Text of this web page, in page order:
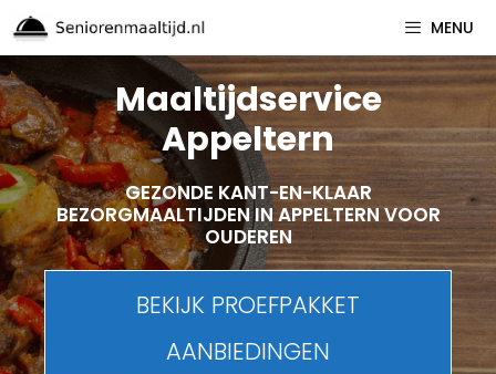
Spring
naar
inhoud
MENU
Maaltijdservice
Appeltern
GEZONDE KANT-EN-KLAAR
BEZORGMAALTIJDEN IN APPELTERN VOOR
OUDEREN
BEKIJK PROEFPAKKET
AANBIEDINGEN